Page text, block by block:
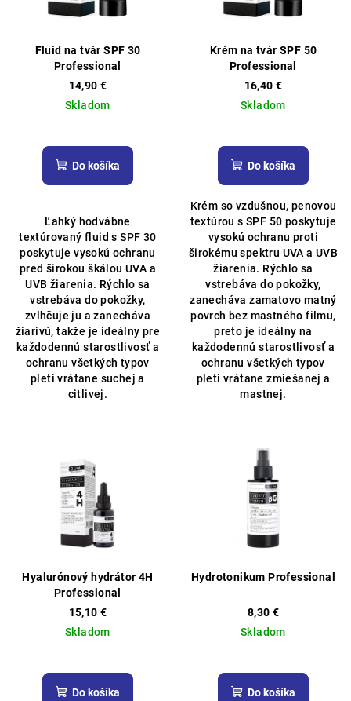
Fluid na tvár SPF 30
Professional
14,90 €
Skladom
hodnotenie
produktu
5
hviezdičiek.
Do košíka
Ľahký hodvábne
textúrovaný fluid s SPF 30
poskytuje vysokú ochranu
pred širokou škálou UVA a
UVB žiarenia. Rýchlo sa
vstrebáva do pokožky,
zvlhčuje ju a zanecháva
žiarivú, takže je ideálny pre
každodennú starostlivosť a
ochranu všetkých typov
pleti vrátane suchej a
citlivej.
Krém na tvár SPF 50
Professional
16,40 €
Skladom
hodnotenie
produktu
z
5
hviezdičiek.
Do košíka
Krém so vzdušnou, penovou
textúrou s SPF 50 poskytuje
vysokú ochranu proti
širokému spektru UVA a UVB
žiarenia. Rýchlo sa
vstrebáva do pokožky,
zanecháva zamatovo matný
povrch bez mastného filmu,
preto je ideálny na
každodennú starostlivosť a
ochranu všetkých typov
pleti vrátane zmiešanej a
mastnej.
Hyalurónový hydrátor 4H
Professional
15,10 €
Skladom
hodnotenie
produktu
Do košíka
Hydrotonikum Professional
8,30 €
Skladom
hodnotenie
produktu
Do košíka